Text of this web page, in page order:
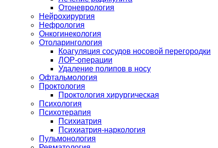
Отоневрология
Нейрохирургия
Нефрология
Онкогинекология
Отоларингология
Коагуляция сосудов носовой перегородки
ЛОР-операции
Удаление полипов в носу
Офтальмология
Проктология
Проктология хирургическая
Психология
Психотерапия
Психиатрия
Психиатрия-наркология
Пульмонология